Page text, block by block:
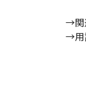
→関
→用